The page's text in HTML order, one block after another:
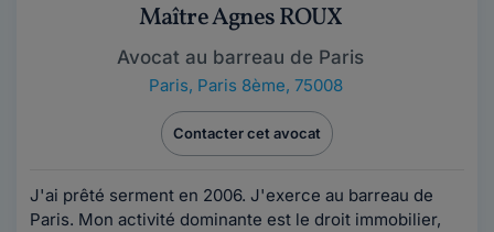
Maître Agnes ROUX
Avocat au barreau de Paris
Paris, Paris 8ème, 75008
Contacter cet avocat
J'ai prêté serment en 2006. J'exerce au barreau de
Paris. Mon activité dominante est le droit immobilier,